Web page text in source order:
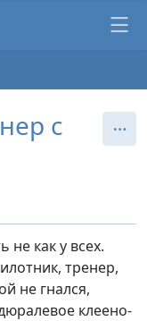
с
не как у всех.
тренер,
не гнался,
клеено-